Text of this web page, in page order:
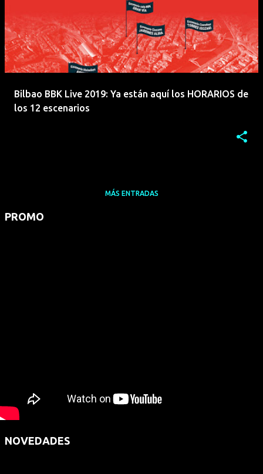
r
a
d
Bilbao BBK Live 2019: Ya están aquí los HORARIOS de
los 12 escenarios
MÁS ENTRADAS
PROMO
NOVEDADES